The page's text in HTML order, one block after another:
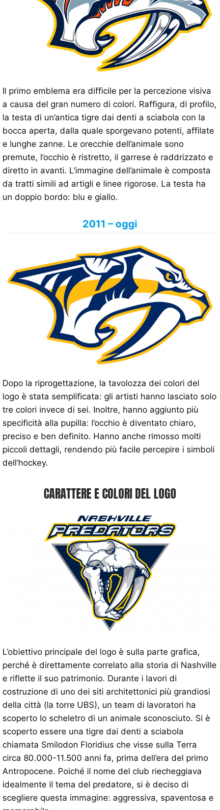
Il primo emblema era difficile per la percezione visiva
a causa del gran numero di colori. Raffigura, di profilo,
la testa di un’antica tigre dai denti a sciabola con la
bocca aperta, dalla quale sporgevano potenti, affilate
e lunghe zanne. Le orecchie dell’animale sono
premute, l’occhio è ristretto, il garrese è raddrizzato e
diretto in avanti. L’immagine dell’animale è composta
da tratti simili ad artigli e linee rigorose. La testa ha
un doppio bordo: blu e giallo.
2011 – oggi
Dopo la riprogettazione, la tavolozza dei colori del
logo è stata semplificata: gli artisti hanno lasciato solo
tre colori invece di sei. Inoltre, hanno aggiunto più
specificità alla pupilla: l’occhio è diventato chiaro,
preciso e ben definito. Hanno anche rimosso molti
piccoli dettagli, rendendo più facile percepire i simboli
dell’hockey.
CARATTERE E COLORI DEL LOGO
L’obiettivo principale del logo è sulla parte grafica,
perché è direttamente correlato alla storia di Nashville
e riflette il suo patrimonio. Durante i lavori di
costruzione di uno dei siti architettonici più grandiosi
della città (la torre UBS), un team di lavoratori ha
scoperto lo scheletro di un animale sconosciuto. Si è
scoperto essere una tigre dai denti a sciabola
chiamata Smilodon Floridius che visse sulla Terra
circa 80.000-11.500 anni fa, prima dell’era del primo
Antropocene. Poiché il nome del club riecheggiava
idealmente il tema del predatore, si è deciso di
scegliere questa immagine: aggressiva, spaventosa e